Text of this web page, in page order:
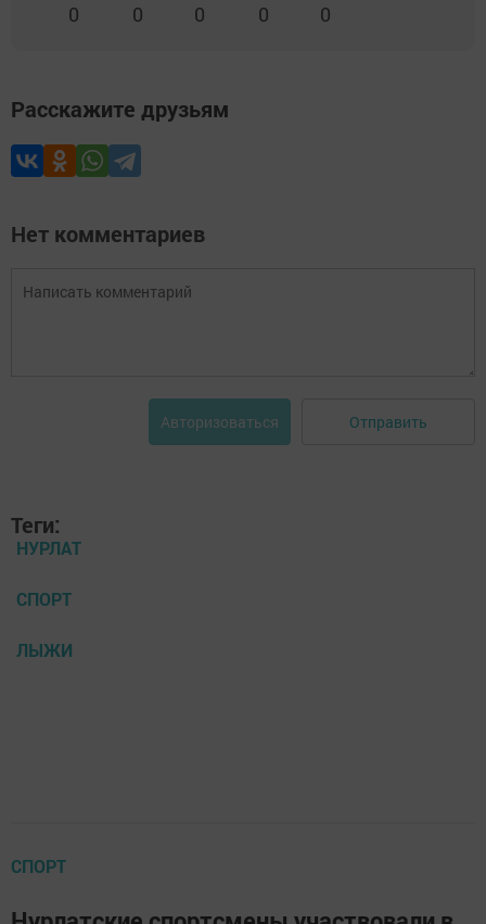
0 0 0 0 0
Расскажите друзьям
Нет комментариев
Авторизоваться Отправить
Теги:
НУРЛАТ
СПОРТ
ЛЫЖИ
СПОРТ